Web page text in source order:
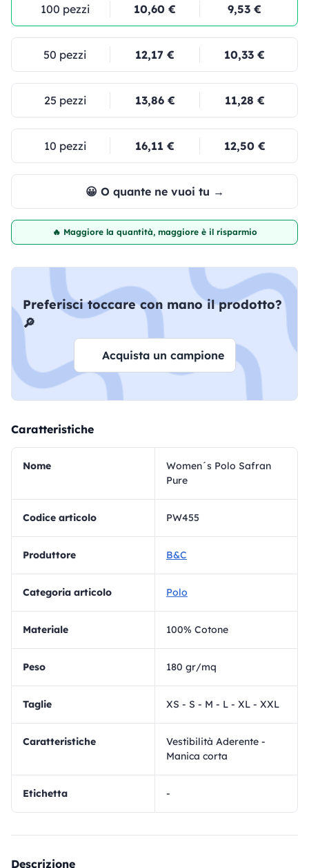
100 pezzi 10,60 € 9,53 €
50 pezzi 12,17 € 10,33 €
25 pezzi 13,86 € 11,28 €
10 pezzi 16,11 € 12,50 €
😀 O quante ne vuoi tu →
🔥 Maggiore la quantità, maggiore è il risparmio
Preferisci toccare con mano il prodotto?
🔎
Acquista un campione
Caratteristiche
Nome
Women´s Polo Safran
Pure
Codice articolo PW455
Produttore B&C
Categoria articolo Polo
materiale 100% Cotone
Peso 180 gr/mq
Taglie XS - S - M - L - XL - XXL
Caratteristiche
Vestibilità Aderente -
Manica corta
Etichetta -
Descrizione